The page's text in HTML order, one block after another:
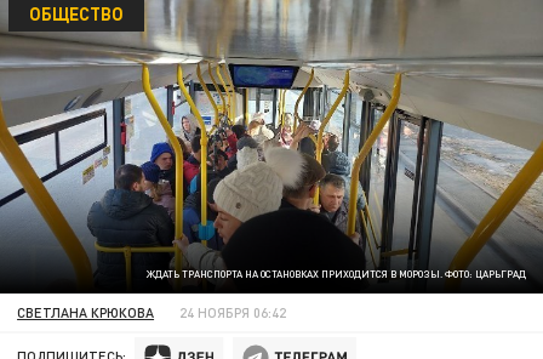
ЖДАТЬ ТРАНСПОРТА НА ОСТАНОВКАХ ПРИХОДИТСЯ В МОРОЗЫ. ФОТО: ЦАРЬГРАД
ОБЩЕСТВО
СВЕТЛАНА КРЮКОВА 24 НОЯБРЯ 06:42